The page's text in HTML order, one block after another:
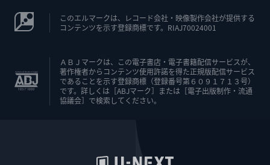
このエルマークは、レコード会社・映像製作会社が提供する
コンテンツを示す登録商標です。RIAJ70024001
ＡＢＪマークは、この電子書店・電子書籍配信サービスが、
著作権者からコンテンツ使用許諾を得た正規版配信サービス
であることを示す登録商標（登録番号第６０９１７１３号）
です。詳しくは［ABJマーク］または［電子出版制作・流通
協議会］で検索してください。